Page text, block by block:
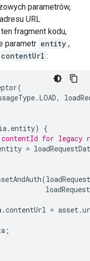
parametrów,
URL
fragment kodu,
parametr entity ,
contentUrl :
(
. LOAD,
. entity)
{
for legacy
=
(
.contentUrl = asset.
;